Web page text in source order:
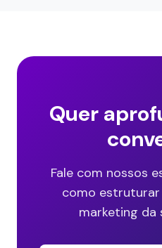
Quer
Fale com nossos
como
marketing da